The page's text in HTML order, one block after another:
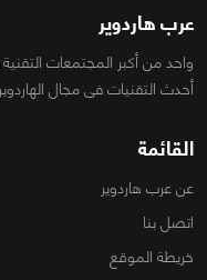
عرب هاردوير
واحد من أكبر المجتمعات
أحدث التقنيات فى مجال
القائمة
عن عرب هاردوير
اتصل بنا
خريطة الموقع